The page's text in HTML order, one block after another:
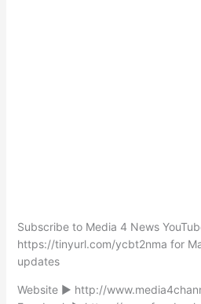
Subscribe to Media 4 News
https://tinyurl.com/ycbt2nma for
updates
Website ► http://